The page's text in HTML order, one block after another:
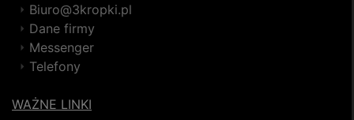
Biuro@3kropki.pl
Dane firmy
Messenger
Telefony
WAŻNE LINKI